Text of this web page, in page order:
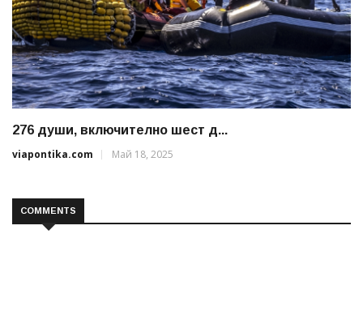
276 души, включително шест д...
viapontika.com
Май 18, 2025
COMMENTS